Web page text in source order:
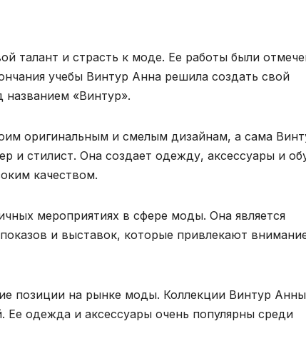
талант и страсть к моде. Ее работы были
учебы Винтур Анна решила создать свой
«Винтур».
оригинальным и смелым дизайнам, а сама
и стилист. Она создает одежду, аксессуары и
качеством.
мероприятиях в сфере моды. Она является
и выставок, которые привлекают
позиции на рынке моды. Коллекции Винтур Анны
одежда и аксессуары очень популярны среди